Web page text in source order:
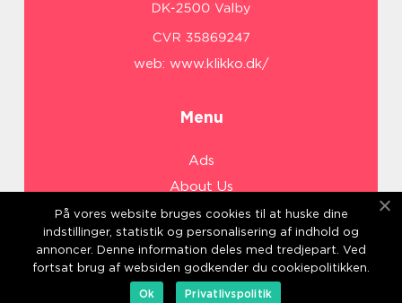
web: www.klikko.dk/
Menu
Ads
About Us
Cookies
Contact
Sitemap
På vores website bruges cookies til at huske dine
indstillinger, statistik og personalisering af indhold og
annoncer. Denne information deles med tredjepart. Ved
fortsat brug af websiden godkender du cookiepolitikken.
Ok
Privatlivspolitik